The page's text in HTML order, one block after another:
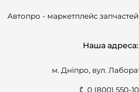
Автопро - маркетплейс запчастей
Наша адреса:
м. Дніпро, вул.
0 (800) 550-